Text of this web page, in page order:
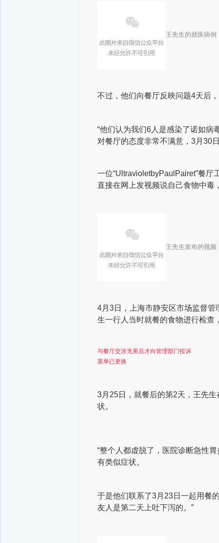
王先生的就医病例
不过，他们向餐厅反映问题4天后
“他们认为我们6人是感染了诺如病
对餐厅的态度非常不满意，3月30
一位“UltravioletbyPaulPairet”餐厅
直接在网上发视频说自己食物中毒
王先生发布的视频
4月3日，上海市静安区市场监督
生一行人当时就餐的食物进行检查
与餐厅交涉无果后才向管理部门投诉
菜单已更换
3月25日，就餐后的第2天，王先
状。
“整个人都虚脱了，医院诊断急性
有类似症状。
于是他们联系了3月23日一起用餐
友人是第二天上吐下泻的。”